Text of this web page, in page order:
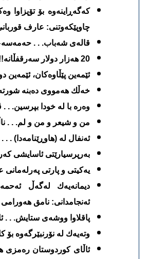
كه‌گه‌ڕاینه‌وه‌ بۆ تۆپزاوا
چاوپێكه‌وتنی: عارف
قاله‌ی شه‌باب. . .
20 هه‌زار دولار سه‌رقفڵانه‌!!!!. . . هیشام ئاكره‌یی
ئێمه‌ین پێڵاوه‌كان، ئێمه‌ین
خه‌ڵك هه‌مووی ده‌بنه‌
وه‌ره‌ با له‌ خودا بپرسین. .
من و شیعر و من و لم. . .
ئه‌نفال له‌ (هاوڕێنامه‌دا) .
به‌رپرسیارێتی ئاسایشی
یه‌كیتی و پارتی په‌رله‌مانی
دیمانه‌یه‌ك له‌گه‌ڵ
ئه‌نجامدانی: نامق هه‌ورامی
پاقلاوا ووشه‌ی ستایش. . .
وته‌یه‌ك له‌ نۆرنبێرگه‌وه‌
ئاڵای كوردوستان ره‌مزی